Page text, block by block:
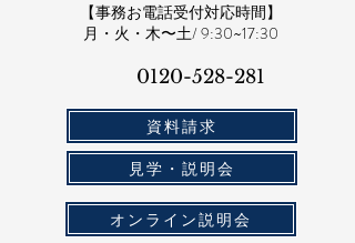
【事務お電話受付対応時間】
​月・火・木〜土/ 9:30~17:30
0120-528-281​
資料請求
見学・説明会
オンライン説明会